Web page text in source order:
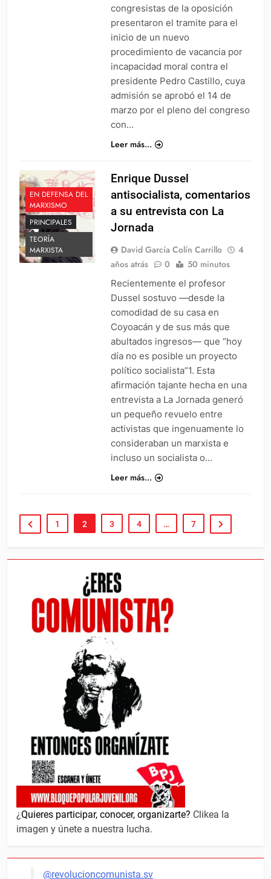
congresistas de la oposición
presentaron el tramite para el
inicio de un nuevo
procedimiento de vacancia por
incapacidad moral contra el
presidente Pedro Castillo, cuya
admisión se aprobó el 14 de
marzo por el pleno del congreso
con…
Leer más...
EN DEFENSA DEL
MARXISMO
PRINCIPALES
TEORÍA
MARXISTA
Enrique Dussel
antisocialista, comentarios
a su entrevista con La
Jornada
David García Colín Carrillo
4
años atrás
0 50 minutos
Recientemente el profesor
Dussel sostuvo —desde la
comodidad de su casa en
Coyoacán y de sus más que
abultados ingresos— que “hoy
día no es posible un proyecto
político socialista”1. Esta
afirmación tajante hecha en una
entrevista a La Jornada generó
un pequeño revuelo entre
activistas que ingenuamente lo
consideraban un marxista e
incluso un socialista o…
Leer más...
1 2 3 4 … 7
¿Quieres participar, conocer, organizarte? Clikea la
imagen y únete a nuestra lucha.
@revolucioncomunista.sv